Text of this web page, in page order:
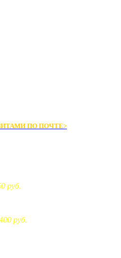
ПО ПОЧТЕ>
руб.
руб.